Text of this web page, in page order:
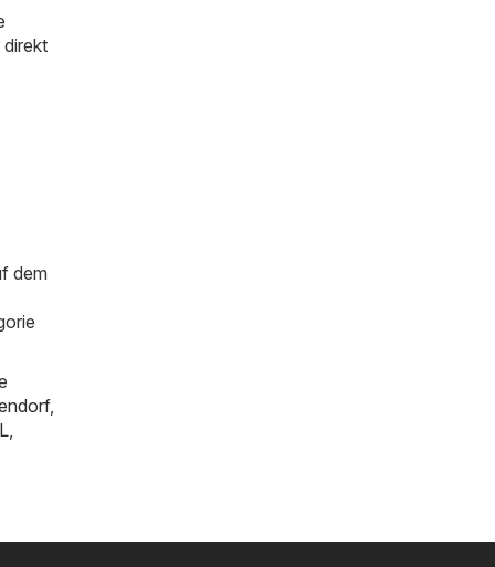
direkt
dem
,